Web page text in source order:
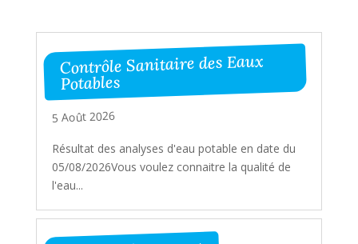
Contrôle Sanitaire des Eaux
Potables
5 Août 2026
Résultat des analyses d'eau potable en date du
05/08/2026Vous voulez connaitre la qualité de
l'eau...